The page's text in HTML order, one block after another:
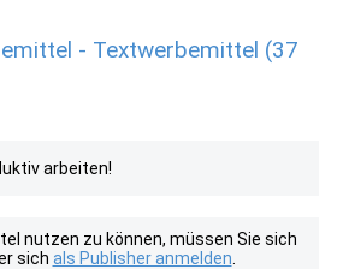
- Textwerbemittel (37
arbeiten!
nutzen zu können, müssen Sie sich
sich als Publisher anmelden